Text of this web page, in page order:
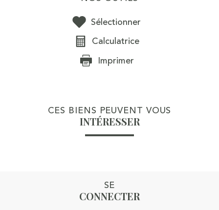
Sélectionner
Calculatrice
Imprimer
CES BIENS PEUVENT VOUS
INTÉRESSER
SE
CONNECTER